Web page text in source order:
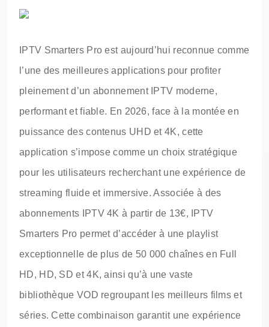
IPTV Smarters Pro est aujourd’hui reconnue comme
l’une des meilleures applications pour profiter
pleinement d’un abonnement IPTV moderne,
performant et fiable. En 2026, face à la montée en
puissance des contenus UHD et 4K, cette
application s’impose comme un choix stratégique
pour les utilisateurs recherchant une expérience de
streaming fluide et immersive. Associée à des
abonnements IPTV 4K à partir de 13€, IPTV
Smarters Pro permet d’accéder à une playlist
exceptionnelle de plus de 50 000 chaînes en Full
HD, HD, SD et 4K, ainsi qu’à une vaste
bibliothèque VOD regroupant les meilleurs films et
séries. Cette combinaison garantit une expérience